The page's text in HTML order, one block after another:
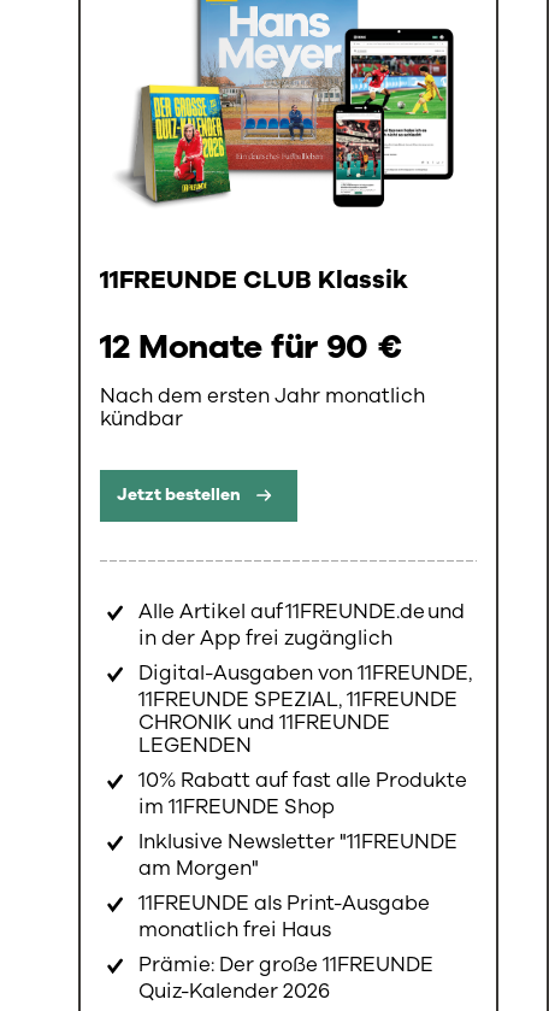
11FREUNDE CLUB Klassik
12 Monate für 90 €
Nach dem ersten Jahr monatlich
kündbar
Jetzt bestellen
Alle Artikel auf 11FREUNDE.de und
in der App frei zugänglich
Digital-Ausgaben von 11FREUNDE,
11FREUNDE SPEZIAL, 11FREUNDE
CHRONIK und 11FREUNDE
LEGENDEN
10% Rabatt auf fast alle Produkte
im 11FREUNDE Shop
Inklusive Newsletter "11FREUNDE
am Morgen"
11FREUNDE als Print-Ausgabe
monatlich frei Haus
Prämie: Der große 11FREUNDE
Quiz-Kalender 2026